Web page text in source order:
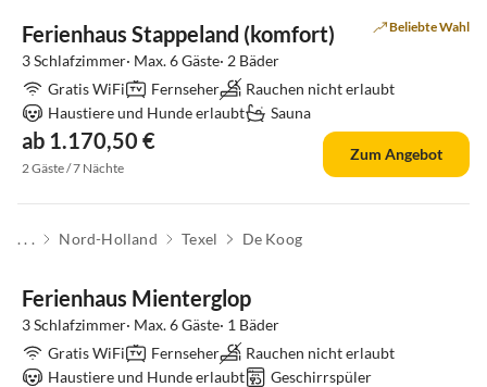
Ferienhaus Stappeland (komfort) Beliebte Wahl
3 Schlafzimmer· Max. 6 Gäste· 2 Bäder
Gratis WiFi
Fernseher
Rauchen nicht erlaubt
Haustiere und Hunde erlaubt
Sauna
ab 1.170,50 €
2 Gäste / 7 Nächte
Zum Angebot
. . . Nord-Holland Texel De Koog
Ferienhaus Mienterglop
3 Schlafzimmer· Max. 6 Gäste· 1 Bäder
Gratis WiFi
Fernseher
Rauchen nicht erlaubt
Haustiere und Hunde erlaubt
Geschirrspüler